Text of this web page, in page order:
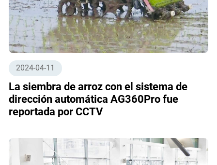
2024-04-11
La siembra de arroz con el sistema de
dirección automática AG360Pro fue
reportada por CCTV